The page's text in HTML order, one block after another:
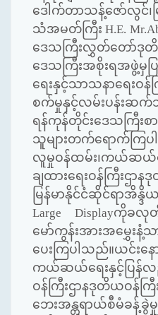
ဒေါက်တာသန့်ဇော်လွင်၊
သံအမတ်ကြီးH.E.
ဒေသကြီးလွှတ်တော်ဒုတိ
ဒေသကြီးအစိုးရအဖွဲ့မှပ
ရေးနှင့်သာသနာရေးဝန်က
စက်မှုနှင့်လမ်းပန်းဆက်သွ
ရန်ကုန်တိုင်းဒေသကြီးစ
သူများတက်ရောက်ကြ
လူမှုဝန်ထမ်း၊ကယ်ဆယ်ရ
ချထားရေးဝန်ကြီးဌာ
မြန်မာနိုင်ငံဆိုင်ရာအိ
Large Displayကိုခလုတ်
မော်ကွန်းအားအမွှေးနံ့သ
ပေးကြပါသည်။ယင်းန
ကယ်ဆယ်ရေးနှင့်ပြန်လည်
ဝန်ကြီးဌာနဒုတိယဝန်က
ဘေးအန္တရာယ်စီမံခန့်ခွဲမှု